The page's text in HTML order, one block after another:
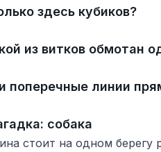
здесь кубиков?
из витков обмотан
поперечные линии
собака
стоит на одном берегу